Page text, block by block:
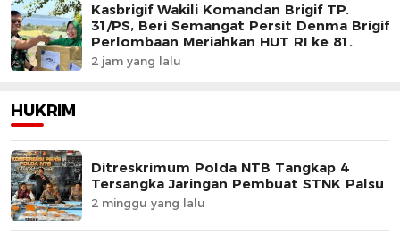
Kasbrigif Wakili Komandan Brigif TP.
31/PS, Beri Semangat Persit Denma Brigif
Perlombaan Meriahkan HUT RI ke 81.
2 jam yang lalu
HUKRIM
Ditreskrimum Polda NTB Tangkap 4
Tersangka Jaringan Pembuat STNK Palsu
2 minggu yang lalu